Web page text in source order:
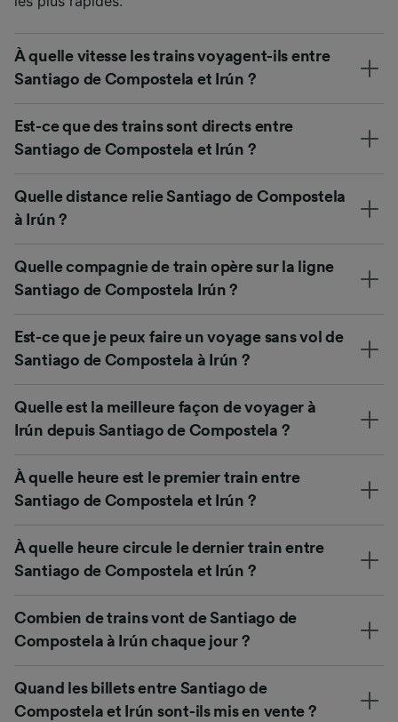
À quelle vitesse les trains voyagent-ils entre
Santiago de Compostela et Irún ?
Est-ce que des trains sont directs entre
Santiago de Compostela et Irún ?
Quelle distance relie Santiago de Compostela
à Irún ?
Quelle compagnie de train opère sur la ligne
Santiago de Compostela Irún ?
Est-ce que je peux faire un voyage sans vol de
Santiago de Compostela à Irún ?
Quelle est la meilleure façon de voyager à
Irún depuis Santiago de Compostela ?
À quelle heure est le premier train entre
Santiago de Compostela et Irún ?
À quelle heure circule le dernier train entre
Santiago de Compostela et Irún ?
Combien de trains vont de Santiago de
Compostela à Irún chaque jour ?
Quand les billets entre Santiago de
Compostela et Irún sont-ils mis en vente ?